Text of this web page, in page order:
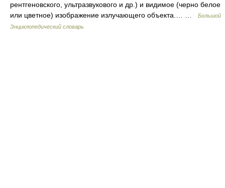
рентгеновского, ультразвукового и др.) и видимое (черно белое
или цветное) изображение излучающего объекта.… …
Большой
Энциклопедический словарь